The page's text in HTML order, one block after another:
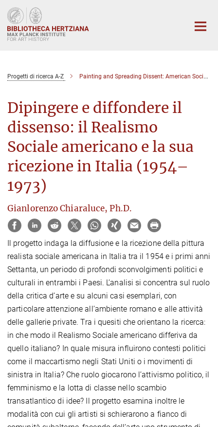
Main-
Content
Progetti di ricerca A-Z Painting and Spreading Dissent: American Social Realism and Its Reception in Italy (1954–1973)
Dipingere e diffondere il
dissenso: il Realismo
Sociale americano e la sua
ricezione in Italia (1954–
1973)
Gianlorenzo Chiaraluce, Ph.D.
Il progetto indaga la diffusione e la ricezione della pittura
realista sociale americana in Italia tra il 1954 e i primi anni
Settanta, un periodo di profondi sconvolgimenti politici e
culturali in entrambi i Paesi. L’analisi si concentra sul ruolo
della critica d’arte e su alcuni casi esemplari, con
particolare attenzione all’ambiente romano e alle attività
delle gallerie private. Tra i quesiti che orientano la ricerca:
in che modo il Realismo Sociale americano differiva da
quello italiano? In quale misura influirono contesti politici
come il maccartismo negli Stati Uniti o i movimenti di
sinistra in Italia? Che ruolo giocarono l’attivismo politico, il
femminismo e la lotta di classe nello scambio
transatlantico di idee? Il progetto esamina inoltre le
modalità con cui gli artisti si schierarono a fianco di